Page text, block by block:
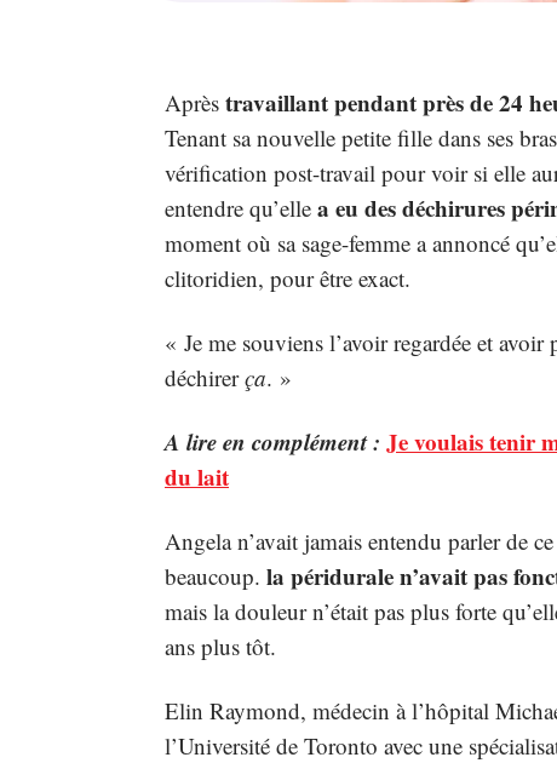
Après travaillant pendant près de 24
Tenant sa nouvelle petite fille dans ses
vérification post-travail pour voir si elle
entendre qu’elle a eu des déchirures
moment où sa sage-femme a annoncé
clitoridien, pour être exact.
« Je me souviens l’avoir regardée et avoir
déchirerça. »
A lire en complément : Je voulais tenir
du lait
Angela n’avait jamais entendu parler de
beaucoup. la péridurale n’avait pas
mais la douleur n’était pas plus forte
ans plus tôt.
Elin Raymond, médecin à l’hôpital
l’Université de Toronto avec une